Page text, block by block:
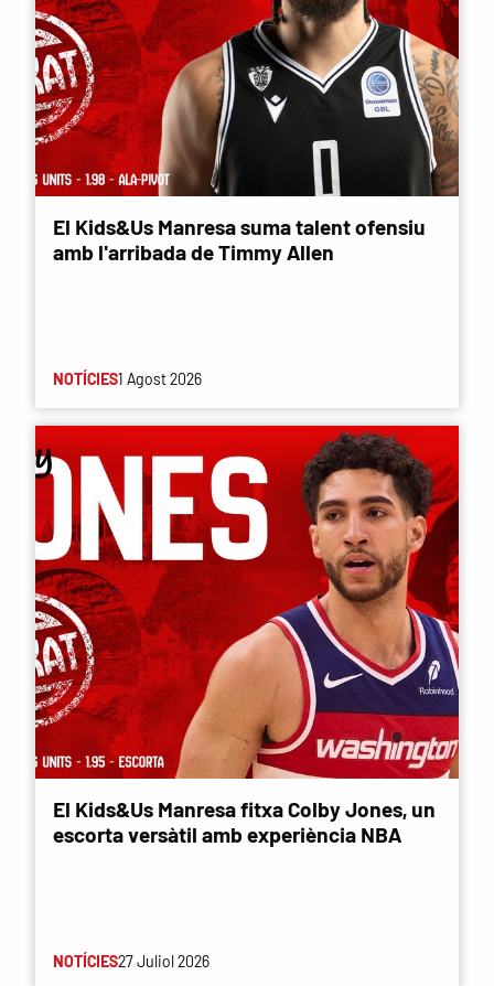
El Kids&Us Manresa suma talent ofensiu
amb l'arribada de Timmy Allen
NOTÍCIES1 Agost 2026
El Kids&Us Manresa fitxa Colby Jones, un
escorta versàtil amb experiència NBA
NOTÍCIES27 Juliol 2026